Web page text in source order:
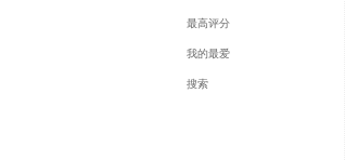
最高评分
我的最爱
搜索